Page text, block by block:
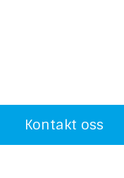
Kontakt oss